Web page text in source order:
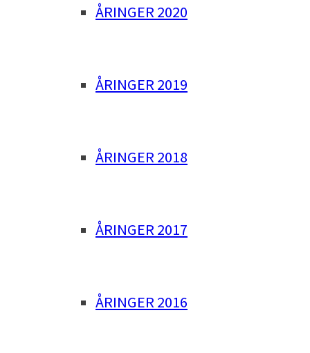
ÅRINGER 2020
ÅRINGER 2019
ÅRINGER 2018
ÅRINGER 2017
ÅRINGER 2016